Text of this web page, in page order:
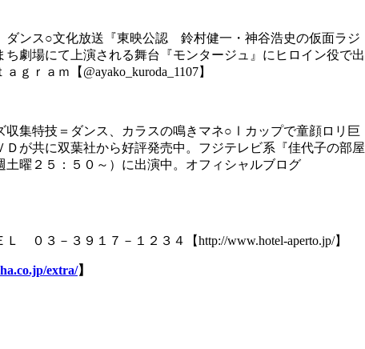
ンス○文化放送『東映公認 鈴村健一・神谷浩史の仮面ラジ
劇場にて上演される舞台『モンタージュ』にヒロイン役で出
ｇｒａｍ【@ayako_kuroda_1107】
集特技＝ダンス、カラスの鳴きマネ○Ⅰカップで童顔ロリ巨
が共に双葉社から好評発売中。フジテレビ系『佳代子の部屋
曜２５：５０～）に出演中。オフィシャルブログ
３－３９１７－１２３４【http://www.hotel-aperto.jp/】
extra/】